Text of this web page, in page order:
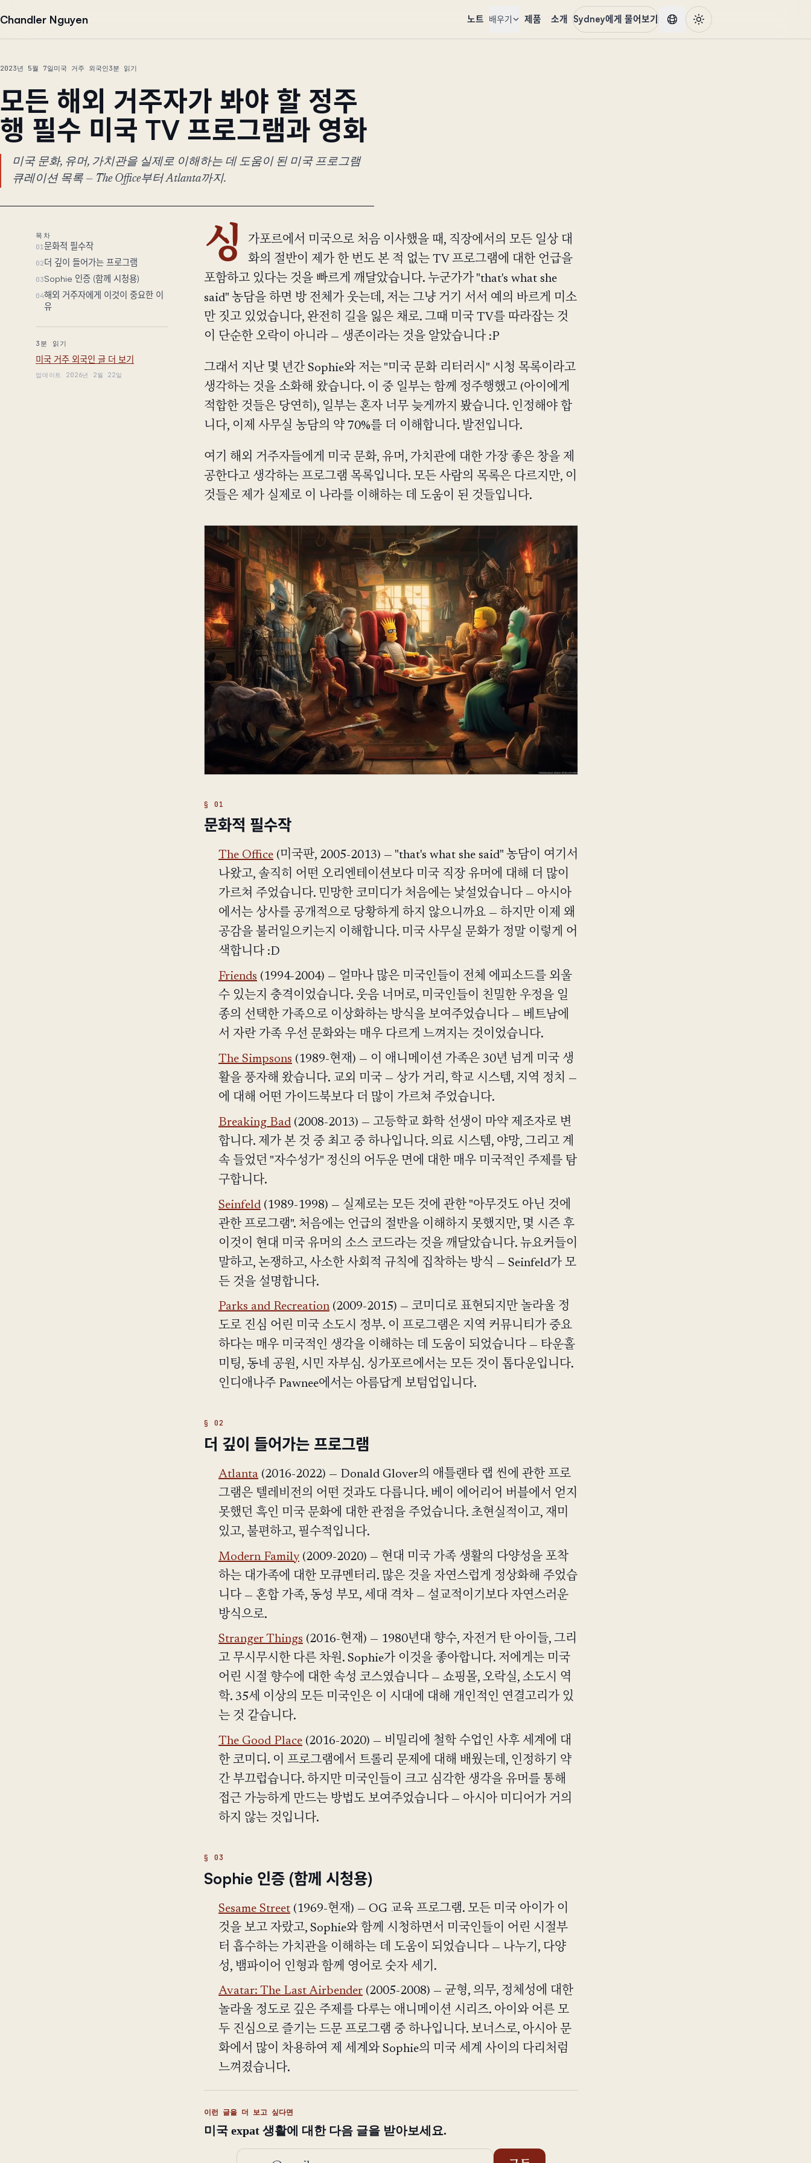
Chandler Nguyen 노트 배우기 제품 소개 Sydney에게 물어보기
2023년 5월 7일미국 거주 외국인3분 읽기
모든 해외 거주자가 봐야 할 정주
행 필수 미국 TV 프로그램과 영화
미국 문화, 유머, 가치관을 실제로 이해하는 데 도움이 된 미국 프로그램
큐레이션 목록 — The Office부터 Atlanta까지.
목차
01문화적 필수작
02더 깊이 들어가는 프로그램
03Sophie 인증 (함께 시청용)
04해외 거주자에게 이것이 중요한 이
유
3분 읽기
미국 거주 외국인 글 더 보기
업데이트 2026년 2월 22일
싱
가포르에서 미국으로 처음 이사했을 때, 직장에서의 모든 일상 대
화의 절반이 제가 한 번도 본 적 없는 TV 프로그램에 대한 언급을
포함하고 있다는 것을 빠르게 깨달았습니다. 누군가가 "that's what she
said" 농담을 하면 방 전체가 웃는데, 저는 그냥 거기 서서 예의 바르게 미소
만 짓고 있었습니다, 완전히 길을 잃은 채로. 그때 미국 TV를 따라잡는 것
이 단순한 오락이 아니라 — 생존이라는 것을 알았습니다 :P
그래서 지난 몇 년간 Sophie와 저는 "미국 문화 리터러시" 시청 목록이라고
생각하는 것을 소화해 왔습니다. 이 중 일부는 함께 정주행했고 (아이에게
적합한 것들은 당연히), 일부는 혼자 너무 늦게까지 봤습니다. 인정해야 합
니다, 이제 사무실 농담의 약 70%를 더 이해합니다. 발전입니다.
여기 해외 거주자들에게 미국 문화, 유머, 가치관에 대한 가장 좋은 창을 제
공한다고 생각하는 프로그램 목록입니다. 모든 사람의 목록은 다르지만, 이
것들은 제가 실제로 이 나라를 이해하는 데 도움이 된 것들입니다.
문화적 필수작
The Office (미국판, 2005-2013) — "that's what she said" 농담이 여기서
나왔고, 솔직히 어떤 오리엔테이션보다 미국 직장 유머에 대해 더 많이
가르쳐 주었습니다. 민망한 코미디가 처음에는 낯설었습니다 — 아시아
에서는 상사를 공개적으로 당황하게 하지 않으니까요 — 하지만 이제 왜
공감을 불러일으키는지 이해합니다. 미국 사무실 문화가 정말 이렇게 어
색합니다 :D
Friends (1994-2004) — 얼마나 많은 미국인들이 전체 에피소드를 외울
수 있는지 충격이었습니다. 웃음 너머로, 미국인들이 친밀한 우정을 일
종의 선택한 가족으로 이상화하는 방식을 보여주었습니다 — 베트남에
서 자란 가족 우선 문화와는 매우 다르게 느껴지는 것이었습니다.
The Simpsons (1989-현재) — 이 애니메이션 가족은 30년 넘게 미국 생
활을 풍자해 왔습니다. 교외 미국 — 상가 거리, 학교 시스템, 지역 정치 —
에 대해 어떤 가이드북보다 더 많이 가르쳐 주었습니다.
Breaking Bad (2008-2013) — 고등학교 화학 선생이 마약 제조자로 변
합니다. 제가 본 것 중 최고 중 하나입니다. 의료 시스템, 야망, 그리고 계
속 들었던 "자수성가" 정신의 어두운 면에 대한 매우 미국적인 주제를 탐
구합니다.
Seinfeld (1989-1998) — 실제로는 모든 것에 관한 "아무것도 아닌 것에
관한 프로그램". 처음에는 언급의 절반을 이해하지 못했지만, 몇 시즌 후
이것이 현대 미국 유머의 소스 코드라는 것을 깨달았습니다. 뉴요커들이
말하고, 논쟁하고, 사소한 사회적 규칙에 집착하는 방식 — Seinfeld가 모
든 것을 설명합니다.
Parks and Recreation(2009-2015) — 코미디로 표현되지만 놀라울 정
도로 진심 어린 미국 소도시 정부. 이 프로그램은 지역 커뮤니티가 중요
하다는 매우 미국적인 생각을 이해하는 데 도움이 되었습니다 — 타운홀
미팅, 동네 공원, 시민 자부심. 싱가포르에서는 모든 것이 톱다운입니다.
인디애나주 Pawnee에서는 아름답게 보텀업입니다.
더 깊이 들어가는 프로그램
Atlanta (2016-2022) — Donald Glover의 애틀랜타 랩 씬에 관한 프로
그램은 텔레비전의 어떤 것과도 다릅니다. 베이 에어리어 버블에서 얻지
못했던 흑인 미국 문화에 대한 관점을 주었습니다. 초현실적이고, 재미
있고, 불편하고, 필수적입니다.
Modern Family (2009-2020) — 현대 미국 가족 생활의 다양성을 포착
하는 대가족에 대한 모큐멘터리. 많은 것을 자연스럽게 정상화해 주었습
니다 — 혼합 가족, 동성 부모, 세대 격차 — 설교적이기보다 자연스러운
방식으로.
Stranger Things (2016-현재) — 1980년대 향수, 자전거 탄 아이들, 그리
고 무시무시한 다른 차원. Sophie가 이것을 좋아합니다. 저에게는 미국
어린 시절 향수에 대한 속성 코스였습니다 — 쇼핑몰, 오락실, 소도시 역
학. 35세 이상의 모든 미국인은 이 시대에 대해 개인적인 연결고리가 있
는 것 같습니다.
The Good Place (2016-2020) — 비밀리에 철학 수업인 사후 세계에 대
한 코미디. 이 프로그램에서 트롤리 문제에 대해 배웠는데, 인정하기 약
간 부끄럽습니다. 하지만 미국인들이 크고 심각한 생각을 유머를 통해
접근 가능하게 만드는 방법도 보여주었습니다 — 아시아 미디어가 거의
하지 않는 것입니다.
Sophie 인증 (함께 시청용)
Sesame Street (1969-현재) — OG 교육 프로그램. 모든 미국 아이가 이
것을 보고 자랐고, Sophie와 함께 시청하면서 미국인들이 어린 시절부
터 흡수하는 가치관을 이해하는 데 도움이 되었습니다 — 나누기, 다양
성, 뱀파이어 인형과 함께 영어로 숫자 세기.
Avatar: The Last Airbender (2005-2008) — 균형, 의무, 정체성에 대한
놀라울 정도로 깊은 주제를 다루는 애니메이션 시리즈. 아이와 어른 모
두 진심으로 즐기는 드문 프로그램 중 하나입니다. 보너스로, 아시아 문
화에서 많이 차용하여 제 세계와 Sophie의 미국 세계 사이의 다리처럼
느껴졌습니다.
이런 글을 더 보고 싶다면
미국 expat 생활에 대한 다음 글을 받아보세요.
이메일 주소